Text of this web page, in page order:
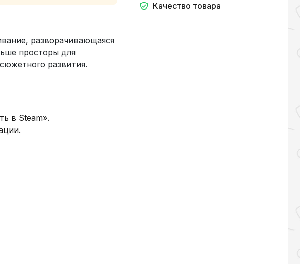
разворачивающаяся
просторы для
развития.
в Steam».
Качество товара